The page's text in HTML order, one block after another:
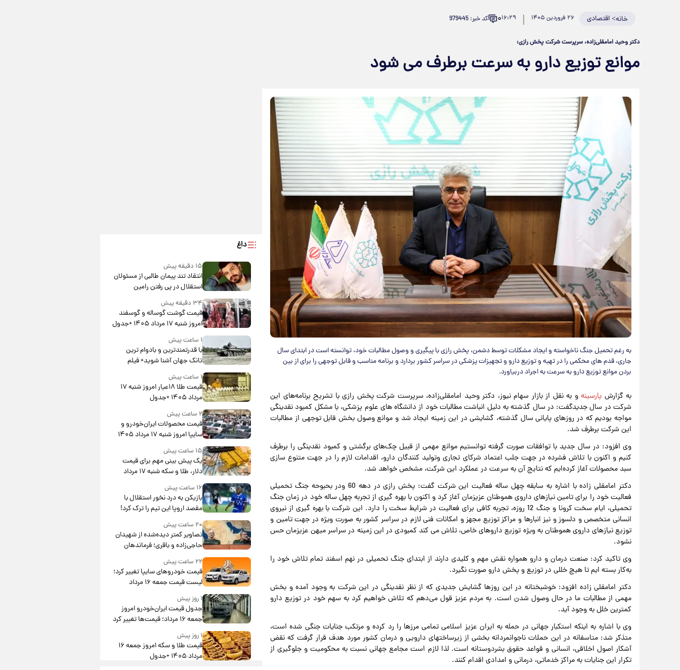
خانه>اقتصادی ۲۶ فروردین ۱۴۰۵ ۱۶:۲۹۰ کد خبر: 979445
دکتر وحید امامقلی‌زاده، سرپرست شرکت پخش رازی:
موانع توزیع دارو به سرعت برطرف می شود
به رغم تحمیل جنگ ناخواسته و ایجاد مشکلات توسط دشمن، پخش رازی با پیگیری و وصول مطالبات خود، توانسته است در ابتدای سال
جاری، قدم های محکمی را در تهیه و توزیع دارو و تجهیزات پزشکی در سراسر کشور بردارد و برنامه مناسب و قابل توجهی را برای از بین
بردن موانع توزیع دارو به سرعت به اجراد دربیاورد.
به گزارش پارسینهو به نقل از بازار سهام نیوز، دکتر وحید امامقلی‌زاده، سرپرست شرکت پخش رازی با تشریح برنامه‌های این
شرکت در سال جدیدگفت: در سال گذشته به دلیل انباشت مطالبات خود از دانشگاه های علوم پزشکی، با مشکل کمبود نقدینگی
مواجه بودیم که در روزهای پایانی سال گذشته، گشایشی در این زمینه ایجاد شد و موانع وصول بخش قابل توجهی از مطالبات
این شرکت برطرف شد.
وی افزود: در سال جدید با توافقات صورت گرفته توانستیم موانع مهمی از قبیل‌ چک‌های برگشتی و کمبود نقدینگی را برطرف
کنیم و اکنون با تلاش فشرده در جهت جلب اعتماد شرکای تجاری وتولید کنندگان دارو، اقدامات لازم را در جهت متنوع سازی
سبد محصولات آغاز کرده‌ایم که نتایج آن به سرعت در عملکرد این شرکت، مشخص خواهد شد.
دکتر امامقلی زاده با اشاره به سابقه چهل ساله فعالیت این شرکت گفت: پخش رازی در دهه 60 ودر بحبوحه جنگ تحمیلی
فعالیت خود را برای تامین نیازهای داروی هموطنان عزیزمان آغاز کرد و اکنون با بهره گیری از تجربه چهل ساله خود در زمان جنگ
تحمیلی، ایام سخت کرونا و جنگ 12 روزه، تجربه کافی برای فعالیت در شرایط سخت را دارد. این شرکت با بهره گیری از نیروی
انسانی متخصص و دلسوز و نیز انبارها و مراکز توزیع مجهز و امکانات فنی لازم در سراسر کشور به صورت ویژه در جهت تامین و
توزیع نیازهای داروی هموطنان به ویژه توزیع داروهای خاص، تلاش می کند کمبودی در این زمینه در سراسر میهن عزیزمان حس
نشود.
وی تاکید کرد: صنعت درمان و دارو همواره نقش مهم و کلیدی دارند از ابتدای جنگ تحمیلی در نهم اسفند تمام تلاش خود را
به‌کار بسته ایم تا هیچ خللی در توزیع و پخش دارو صورت نگیرد.
دکتر امامقلی زاده افزود: خوشبختانه در این روزها گشایش جدیدی که از نظر نقدینگی در این شرکت به وجود آمده و بخش
مهمی از مطالبات ما در حال وصول شدن است. به مردم عزیز قول می‌دهم که تلاش خواهیم کرد به سهم خود در توزیع دارو
کمترین خلل به وجود آید.
وی با اشاره به اینکه استکبار جهانی در حمله به ایران عزیز اسلامی تمامی مرزها را رد کرده و مرتکب جنایات جنگی شده است،
متذکر شد: متاسفانه در این حملات ناجوانمردانه بخشی از زیرساختهای دارویی و درمان کشور مورد هدف قرار گرفت که نقض
آشکار اصول اخلاقی، انسانی و قواعد حقوق بشردوستانه است. لذا لازم است مجامع جهانی نسبت به محکومیت و جلوگیری از
تکرار این جنایات به مراکز خدماتی، درمانی و امدادی اقدام کنند.
داغ
۱۵ دقیقه پیش
انتقاد تند پیمان طالبی از مسئولان
استقلال در پی رفتن رامین
رضاییان+ عکس
۳۴ دقیقه پیش
قیمت گوشت گوساله و گوسفند
امروز شنبه ۱۷ مرداد ۱۴۰۵ +جدول
۱ ساعت پیش
با قدرتمندترین و بادوام ترین
تانک جهان آشنا شوید+ فیلم
۱ ساعت پیش
قیمت طلا ۱۸عیار امروز شنبه ۱۷
مرداد ۱۴۰۵ +جدول
۲ ساعت پیش
قیمت محصولات ایران‌خودرو و
سایپا امروز شنبه ۱۷ مرداد ۱۴۰۵
۱۵ ساعت پیش
یک پیش ‌بینی مهم برای قیمت
دلار، طلا و سکه شنبه ۱۷ مرداد
۱۴۰۵
۱۶ ساعت پیش
بازیکن به درد نخور استقلال با
مقصد اروپا این تیم را ترک کرد!
۲۰ ساعت پیش
تصاویر کمتر دیده‌شده از شهیدان
حاجی‌زاده و باقری؛ فرماندهان
۲۲ ساعت پیش
قیمت خودروهای سایپا تغییر کرد؛
لیست قیمت جمعه ۱۶ مرداد
منتشر شد
۱ روز پیش
جدول قیمت ایران‌خودرو امروز
جمعه ۱۶ مرداد؛ قیمت‌ها تغییر کرد
۱ روز پیش
قیمت طلا و سکه امروز جمعه ۱۶
مرداد ۱۴۰۵ +جدول